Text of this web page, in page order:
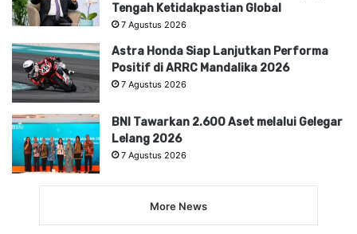
Tengah Ketidakpastian Global
7 Agustus 2026
Astra Honda Siap Lanjutkan Performa
Positif di ARRC Mandalika 2026
7 Agustus 2026
BNI Tawarkan 2.600 Aset melalui Gelegar
Lelang 2026
7 Agustus 2026
More News